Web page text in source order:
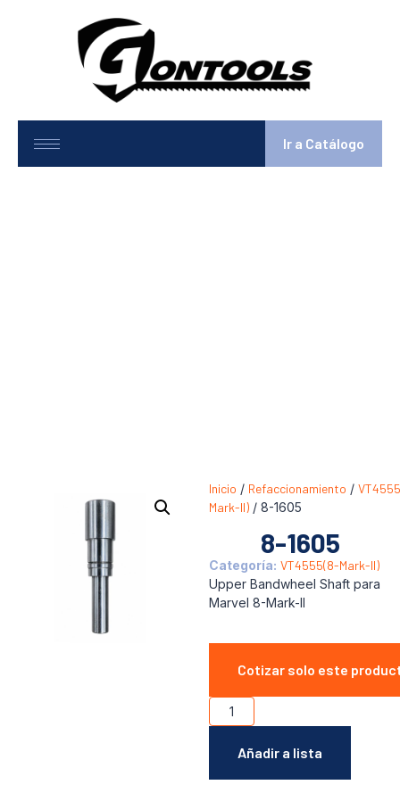
Ir a Catálogo
Inicio / Refaccionamiento /
Mark-II) / 8-1605
8-1605
Categoría: VT4555(8-Mark-II)
Upper Bandwheel Shaft para
Marvel 8-Mark-II
Cotizar solo este
Añadir a lista